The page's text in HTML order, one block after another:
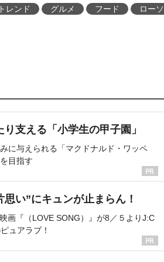
トレンド グルメ フード ロー
支える「小学生の甲子園」
に与えられる「マクドナルド・ワッペ
目指す
い”にキュンが止まらん！
画『（LOVE SONG）』が8／５よりJ:C
ュアラブ！